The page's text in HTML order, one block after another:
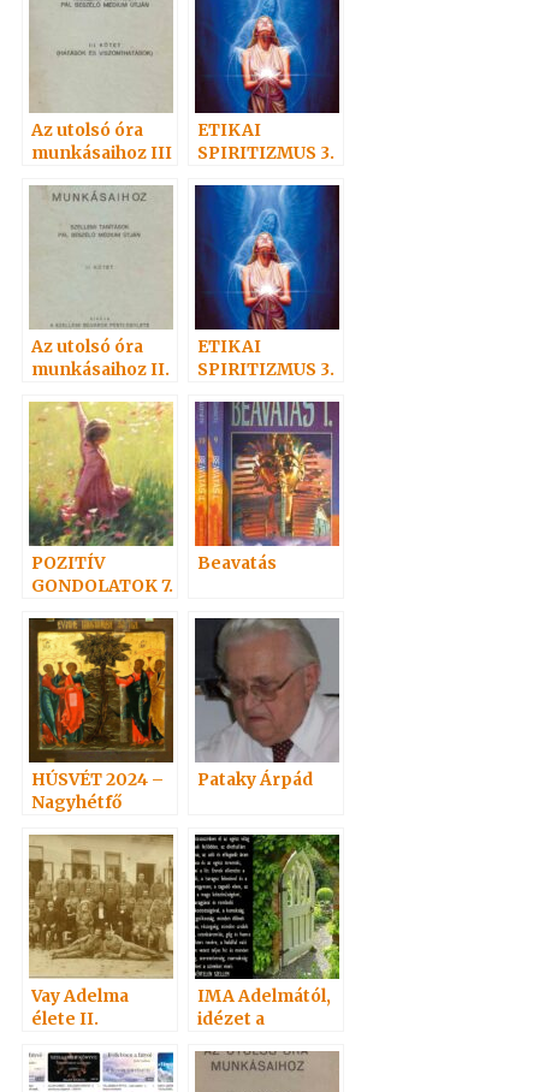
Az utolsó óra
munkásaihoz III
ETIKAI
SPIRITIZMUS 3.
ALÁZATOSSÁGR
Az utolsó óra
munkásaihoz II.
ETIKAI
SPIRITIZMUS 3.
alázatosságról
POZITÍV
GONDOLATOK 7.
Beavatás
HÚSVÉT 2024 –
Nagyhétfő
Pataky Árpád
Vay Adelma
élete II.
IMA Adelmától,
idézet a
Szellemtől 8.